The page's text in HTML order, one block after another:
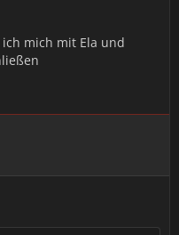
mich mit Ela und